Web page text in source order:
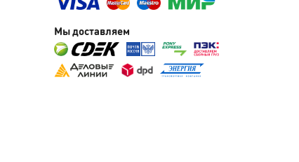
Мы доставляем